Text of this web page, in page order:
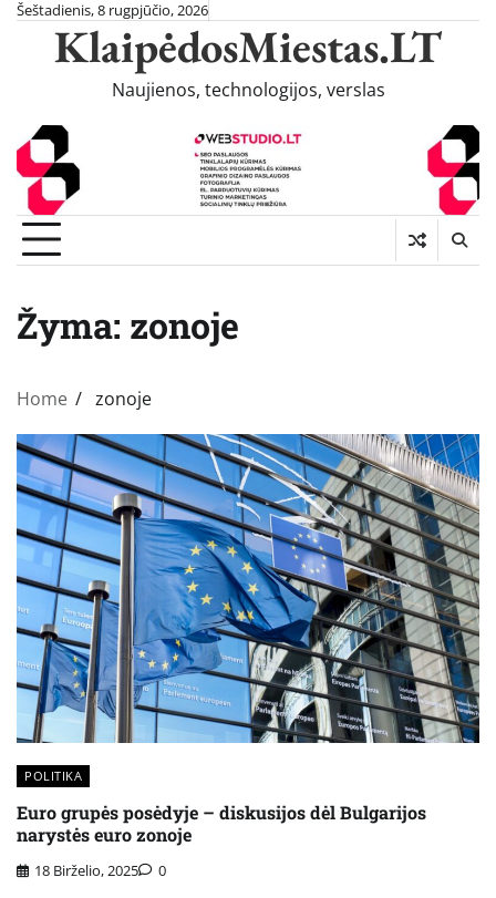
Skip
content
Šeštadienis, 8 rugpjūčio, 2026
KlaipėdosMiestas.LT
Naujienos, technologijos, verslas
Žyma: zonoje
Home zonoje
POLITIKA
Euro grupės posėdyje – diskusijos dėl Bulgarijos
narystės euro zonoje
18 Birželio, 2025 0